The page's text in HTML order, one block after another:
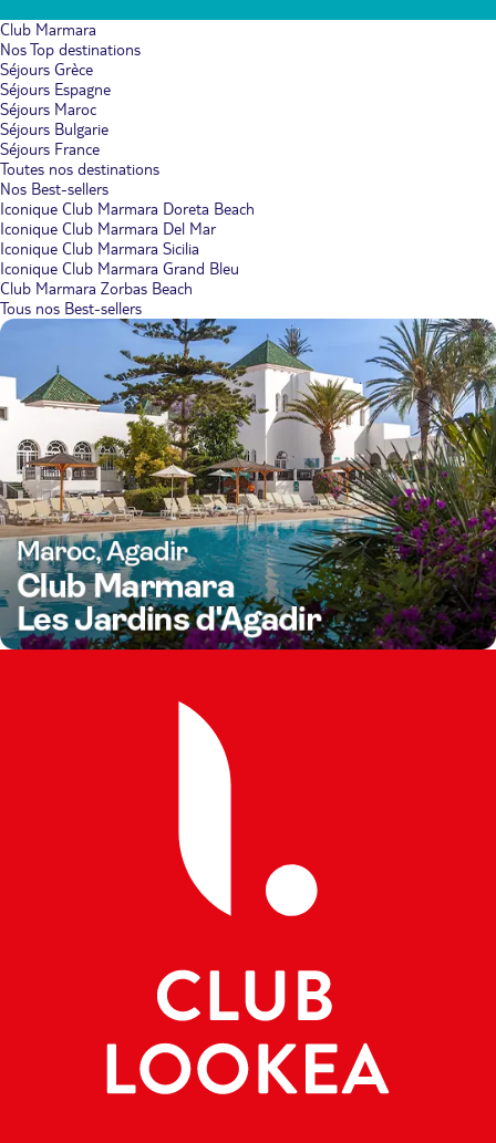
Club Marmara
Nos Top destinations
Séjours Grèce
Séjours Espagne
Séjours Maroc
Séjours Bulgarie
Séjours France
Toutes nos destinations
Nos Best-sellers
Iconique Club Marmara Doreta Beach
Iconique Club Marmara Del Mar
Iconique Club Marmara Sicilia
Iconique Club Marmara Grand Bleu
Club Marmara Zorbas Beach
Tous nos Best-sellers